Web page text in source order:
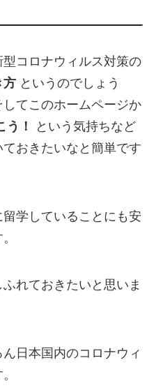
コロナウィルス対策の
方 というのでしょう
てこのホームページか
う！
という気持ちなど
おきたいなと簡単です
学していることにも安
れておきたいと思いま
日本国内のコロナウィ